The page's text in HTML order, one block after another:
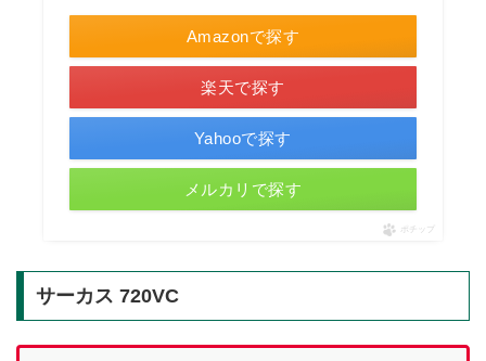
Amazonで探す
楽天で探す
Yahooで探す
メルカリで探す
ポチップ
サーカス 720VC